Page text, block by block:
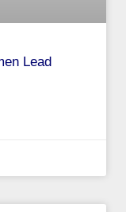
Lead